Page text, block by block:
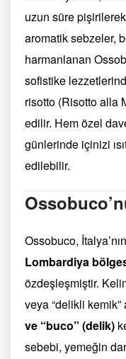
uzun süre
aromatik sebzeler,
harmanlanan
sofistike
risotto (Risotto alla
edilir. Hem özel
günlerinde içinizi
edilebilir.
Ossobuco,
Lombardiya
özdeşleşmiştir.
veya “delikli kemik”
ve “buco” (delik)
sebebi, yemeğin